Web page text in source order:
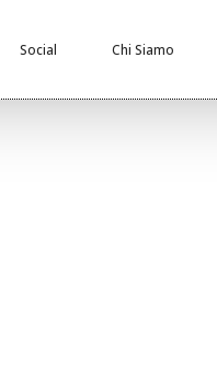
Social Chi Siamo